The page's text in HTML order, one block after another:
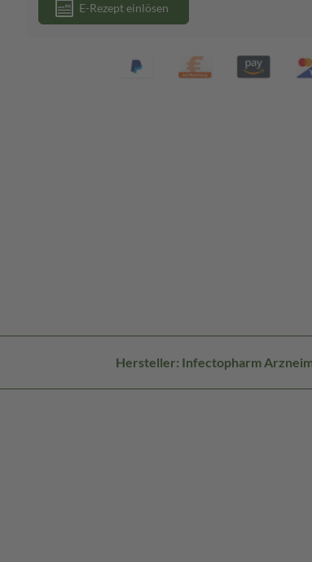
E-Rezept einlösen
Hersteller: Infectopharm